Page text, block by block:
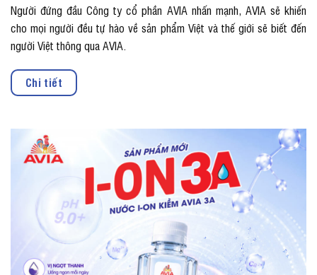
Người đứng đầu Công ty cổ phần AVIA nhấn mạnh, AVIA sẽ khiến
cho mọi người đều tự hào về sản phẩm Việt và thế giới sẽ biết đến
người Việt thông qua AVIA.
Chi tiết